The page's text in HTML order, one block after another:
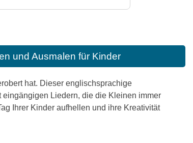
und Ausmalen für Kinder
hat. Dieser englischsprachige
Liedern, die die Kleinen immer
Ihrer Kinder aufhellen und ihre Kreativität